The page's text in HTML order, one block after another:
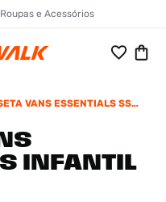
e Acessórios
VANS ESSENTIALS SS
INFANTIL